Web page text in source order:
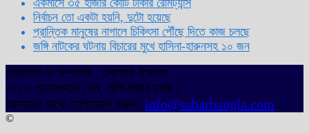
নির্বাচন তো একটা হয়নি, দুটো হয়েছে
প্রান্তিক মানুষের নাগালে চিকিৎসা পৌঁছে দিতে কাজ চলছে
জঙ্গি নাটকের ঘটনায় বিচারের মুখে হাসিনা-হারুনসহ ১০ জন
প্রকাশক ও সম্পাদক : সোহানা ইসলাম
৩/১৩ প্রতাপদাশ লেন, লক্ষিবাজার ঢাকা।
আমাদের সাথে যোগাযোগ করুন: info@sabarbangla.com
©